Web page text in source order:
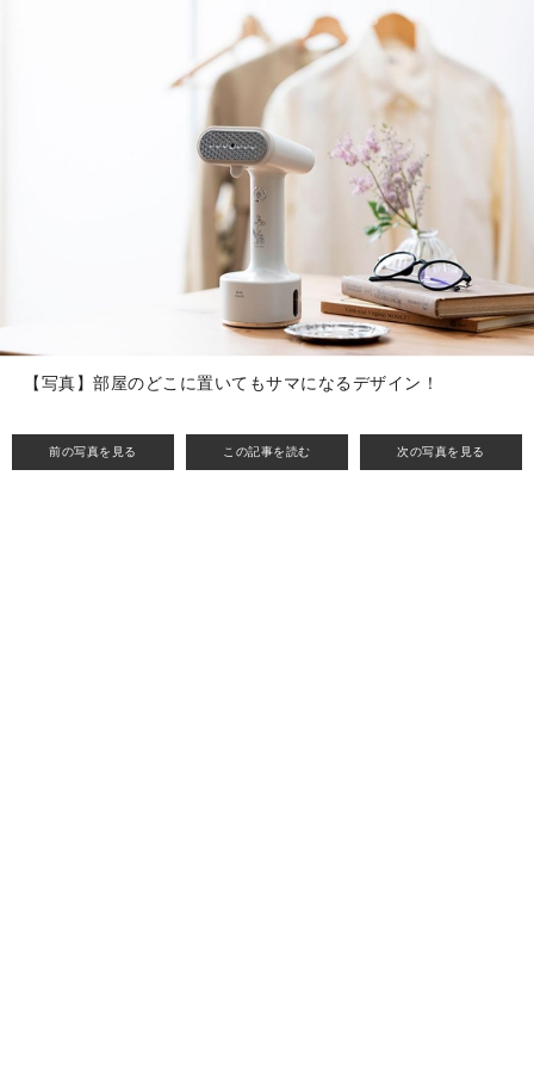
前の写真を見る この記事を読む 次の写真を見る
【写真】部屋のどこに置いてもサマになるデザイン！